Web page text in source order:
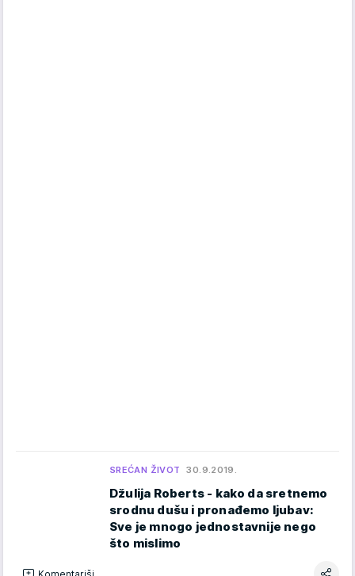
SREĆAN ŽIVOT 30.9.2019.
Džulija Roberts - kako da sretnemo
srodnu dušu i pronađemo ljubav:
Sve je mnogo jednostavnije nego
što mislimo
Komentariši